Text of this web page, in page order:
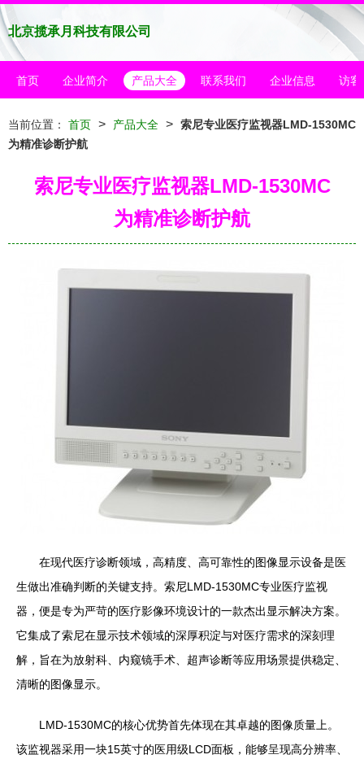
北京揽承月科技有限公司
首页 企业简介 产品大全 联系我们 企业信息 访客
当前位置： 首页 > 产品大全 > 索尼专业医疗监视器LMD-1530MC
为精准诊断护航
索尼专业医疗监视器LMD-1530MC
为精准诊断护航
在现代医疗诊断领域，高精度、高可靠性的图像显示设备是医
生做出准确判断的关键支持。索尼LMD-1530MC专业医疗监视
器，便是专为严苛的医疗影像环境设计的一款杰出显示解决方案。
它集成了索尼在显示技术领域的深厚积淀与对医疗需求的深刻理
解，旨在为放射科、内窥镜手术、超声诊断等应用场景提供稳定、
清晰的图像显示。
LMD-1530MC的核心优势首先体现在其卓越的图像质量上。
该监视器采用一块15英寸的医用级LCD面板，能够呈现高分辨率、